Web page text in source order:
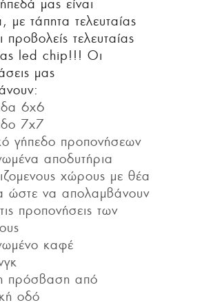
μας είναι
με τάπητα τελευταίας
προβολείς τελευταίας
led chip!!! Οι
μας
6χ6
7χ7
γήπεδο προπονήσεων
αποδυτήρια
χώρους με θέα
ώστε να απολαμβάνουν
προπονήσεις των
καφέ
πρόσβαση από
οδό